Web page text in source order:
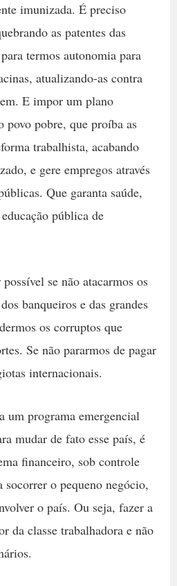
imunizada. É preciso
as patentes das
termos autonomia para
atualizando-as contra
E impor um plano
povo pobre, que proíba as
trabalhista, acabando
e gere empregos através
Que garanta saúde,
pública de
se não atacarmos os
banqueiros e das grandes
os corruptos que
Se não pararmos de pagar
internacionais.
um programa emergencial
mudar de fato esse país, é
financeiro, sob controle
socorrer o pequeno negócio,
o país. Ou seja, fazer a
da classe trabalhadora e não